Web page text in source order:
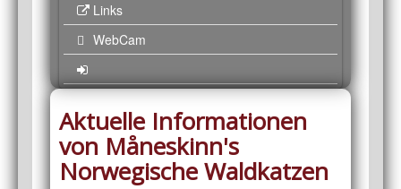
Links
WebCam
Aktuelle Informationen
von Måneskinn's
Norwegische Waldkatzen